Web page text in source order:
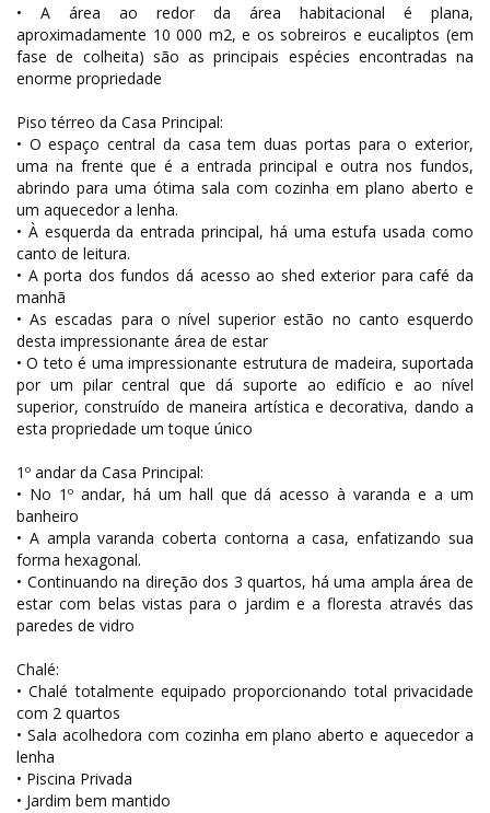
• A área ao redor da área habitacional é plana,
aproximadamente 10 000 m2, e os sobreiros e eucaliptos (em
fase de colheita) são as principais espécies encontradas na
enorme propriedade
Piso térreo da Casa Principal:
• O espaço central da casa tem duas portas para o exterior,
uma na frente que é a entrada principal e outra nos fundos,
abrindo para uma ótima sala com cozinha em plano aberto e
um aquecedor a lenha.
• À esquerda da entrada principal, há uma estufa usada como
canto de leitura.
• A porta dos fundos dá acesso ao shed exterior para café da
manhã
• As escadas para o nível superior estão no canto esquerdo
desta impressionante área de estar
• O teto é uma impressionante estrutura de madeira, suportada
por um pilar central que dá suporte ao edifício e ao nível
superior, construído de maneira artística e decorativa, dando a
esta propriedade um toque único
1º andar da Casa Principal:
• No 1º andar, há um hall que dá acesso à varanda e a um
banheiro
• A ampla varanda coberta contorna a casa, enfatizando sua
forma hexagonal.
• Continuando na direção dos 3 quartos, há uma ampla área de
estar com belas vistas para o jardim e a floresta através das
paredes de vidro
Chalé:
• Chalé totalmente equipado proporcionando total privacidade
com 2 quartos
• Sala acolhedora com cozinha em plano aberto e aquecedor a
lenha
• Piscina Privada
• Jardim bem mantido